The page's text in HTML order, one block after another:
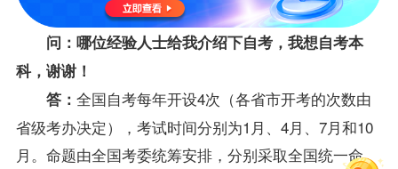
问：哪位经验人士给我介绍下自考，我想自考本
科，谢谢！
答： 全国自考每年开设4次（各省市开考的次数由
省级考办决定），考试时间分别为1月、4月、7月和10
月。命题由全国考委统筹安排，分别采取全国统一命